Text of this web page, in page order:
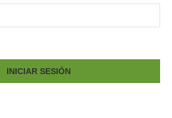
INICIAR SESIÓN